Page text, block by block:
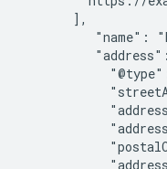
       ],
"name":